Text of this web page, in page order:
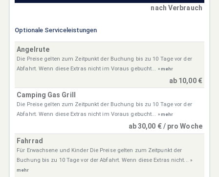
nach Verbrauch
Optionale Serviceleistungen
Angelrute
Die Preise gelten zum Zeitpunkt der Buchung bis zu 10 Tage vor der
Abfahrt. Wenn diese Extras nicht im Voraus gebucht...
» mehr
ab 10,00 €
Camping Gas Grill
Die Preise gelten zum Zeitpunkt der Buchung bis zu 10 Tage vor der
Abfahrt. Wenn diese Extras nicht im Voraus gebucht... » mehr
ab 30,00 € / pro Woche
Fahrrad
Für Erwachsene und Kinder Die Preise gelten zum Zeitpunkt der
Buchung bis zu 10 Tage vor der Abfahrt. Wenn diese Extras nicht... »
mehr